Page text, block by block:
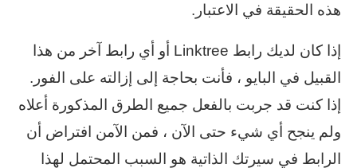
هذه الحقيقة في الاعتبار.
إذا كان لديك رابط Linktree أو أي رابط آخر من هذا
القبيل في البايو ، فأنت بحاجة إلى إزالته على الفور.
إذا كنت قد جربت بالفعل جميع الطرق المذكورة أعلاه
ولم ينجح أي شيء حتى الآن ، فمن الآمن افتراض أن
الرابط في سيرتك الذاتية هو السبب المحتمل لهذا